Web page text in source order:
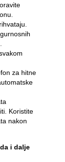
za hitne
Koristite
nakon
i dalje